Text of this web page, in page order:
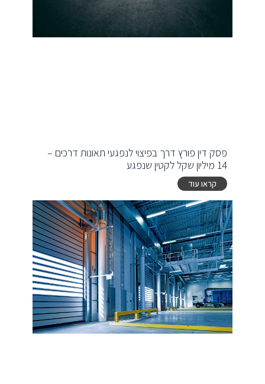
פסק דין פורץ דרך בפיצוי לנפגעי תאונות דרכים –
14 מיליון שקל לקטין שנפגע
קראו עוד